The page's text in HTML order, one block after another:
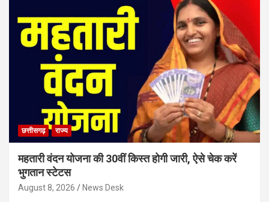
छत्तीसगढ़ राज्य
महतारी वंदन योजना की 30वीं किस्त होगी जारी, ऐसे चेक करें
भुगतान स्टेटस
August 8, 2026 News Desk